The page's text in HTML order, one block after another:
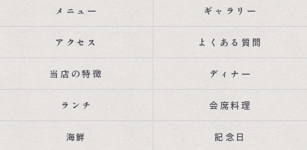
メニュー ギャラリー
アクセス よくある質問
当店の特徴 ディナー
ランチ 会席料理
海鮮 記念日